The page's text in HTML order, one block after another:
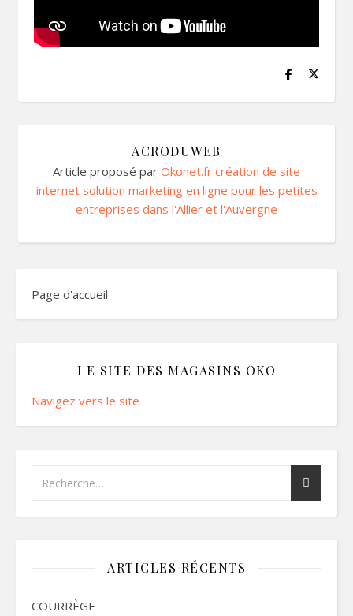
ACRODUWEB
Article proposé par Okonet.fr création de site
internet solution marketing en ligne pour les petites
entreprises dans l'Allier et l'Auvergne
Page d'accueil
LE SITE DES MAGASINS OKO
Navigez vers le site
ARTICLES RÉCENTS
COURRÈGE